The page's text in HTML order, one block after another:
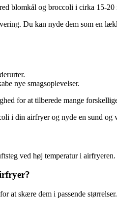
blomkål og broccoli i cirka 15-
Du kan nyde dem som en
nye smagsoplevelser.
for at tilberede mange
i din airfryer og nyde en sund og
ved høj temperatur i airfryeren.
at skære dem i passende størrelser.